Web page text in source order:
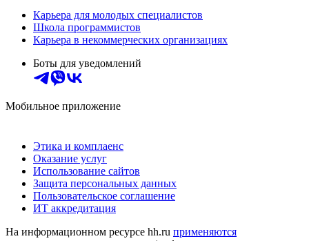
Карьера для молодых специалистов
Школа программистов
Карьера в некоммерческих организациях
Боты для уведомлений
Мобильное приложение
Этика и комплаенс
Оказание услуг
Использование сайтов
Защита персональных данных
Пользовательское соглашение
ИТ аккредитация
На информационном ресурсе hh.ru применяются